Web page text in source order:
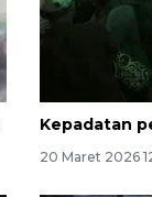
Kepadatan
20 Maret 2026